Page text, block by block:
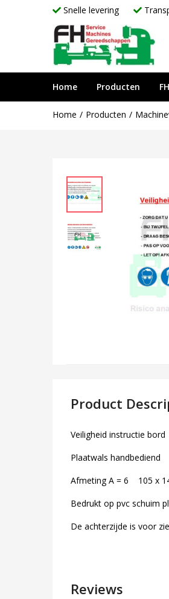
Snelle levering
Home Producten
Home Producten
Product
Veiligheid instructie bord
Plaatwals handbediend
Afmeting A = 6 105 x
Bedrukt op pvc schuim
De achterzijde is voor
Reviews